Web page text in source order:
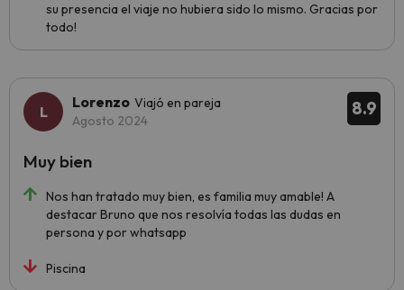
su presencia el viaje no hubiera sido lo mismo. Gracias por
todo!
8.9
Lorenzo Viajó en pareja
Agosto 2024
Nos han tratado muy bien, es familia muy amable! A
destacar Bruno que nos resolvía todas las dudas en
persona y por whatsapp
Piscina
Muy bien